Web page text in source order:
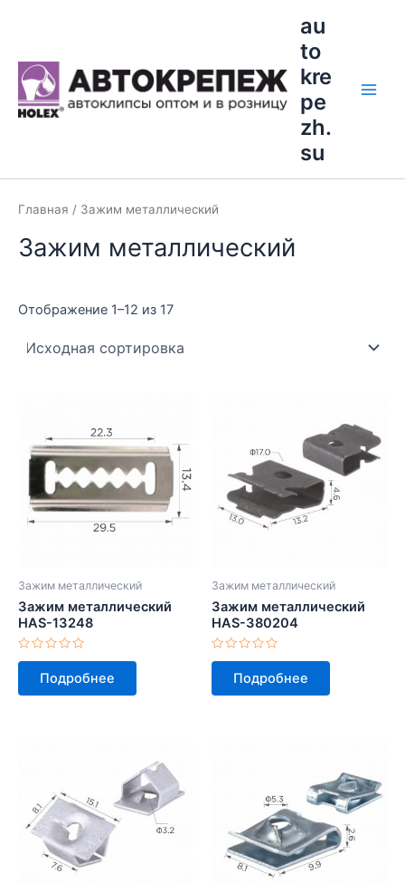
au
to
kre
pe
zh.
su
Главная / Зажим металлический
Зажим металлический
Отображение 1–12 из 17
Зажим металлический
Зажим металлический
HAS-13248
Оценка
5
Подробнее
Зажим металлический
Зажим металлический
HAS-380204
Оценка
5
Подробнее